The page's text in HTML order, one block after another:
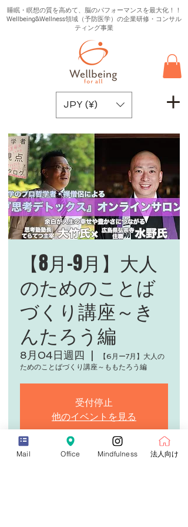
睡眠・瞑想の質を高めて、脳のパフォーマンスを最大化！！
Wellbeing&Wellness領域（予防医学）の企業研修・コンサル
ティング事業
JPY (¥)
【8月-9月】大人
のためのことば
づくり講座～き
んたろう編
8月04日週四
  |
【6月ー7月】大人の
ためのことばづくり講座～ももたろう編
受付停止
他のイベントを見る
Mail Office Mindfulness 法人向け